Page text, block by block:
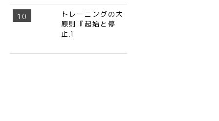
トレーニングの大
原則『起始と停
止』